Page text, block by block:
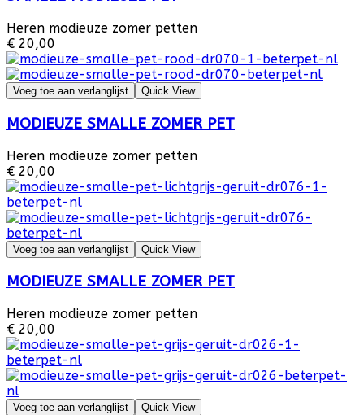
Heren modieuze zomer petten
€ 20,00
Voeg toe aan verlanglijst Quick View
MODIEUZE SMALLE ZOMER PET
Heren modieuze zomer petten
€ 20,00
Voeg toe aan verlanglijst Quick View
MODIEUZE SMALLE ZOMER PET
Heren modieuze zomer petten
€ 20,00
Voeg toe aan verlanglijst Quick View